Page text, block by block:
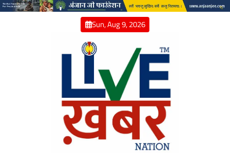
Skip
Sun, Aug 9, 2026